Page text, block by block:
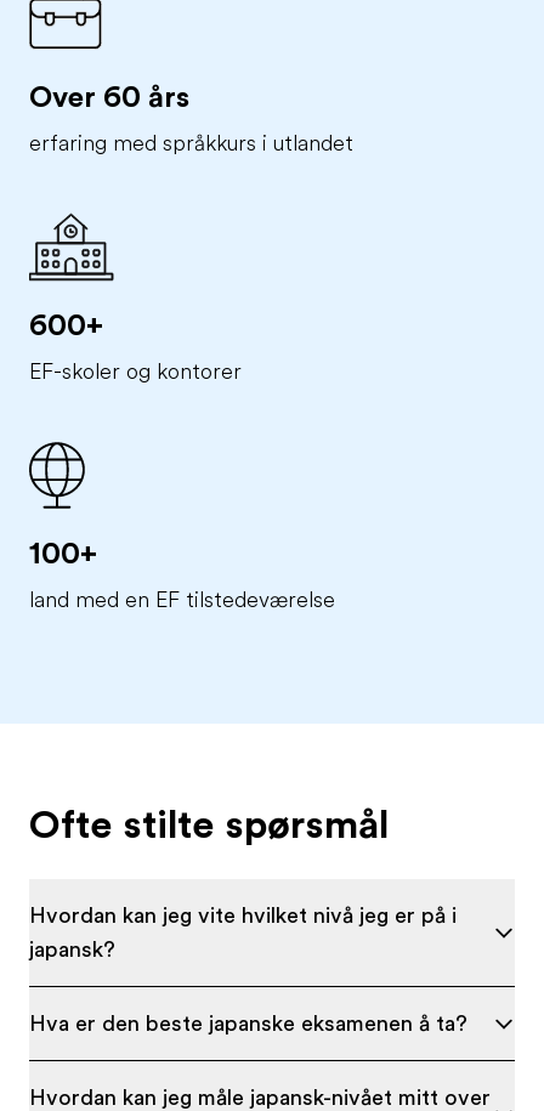
Over 60 års
erfaring med språkkurs i utlandet
600+
EF-skoler og kontorer
100+
land med en EF tilstedeværelse
Ofte stilte spørsmål
Hvordan kan jeg vite hvilket nivå jeg er på i
japansk?
Hva er den beste japanske eksamenen å ta?
Hvordan kan jeg måle japansk-nivået mitt over